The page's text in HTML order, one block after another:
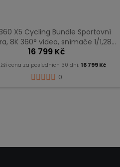
X5 Cycling Bundle Sportovní
8K 360° video, snímače 1/1,28″
– půlnoční černá
16 799 Kč
cena za posledních 30 dní: 16 799 Kč
0